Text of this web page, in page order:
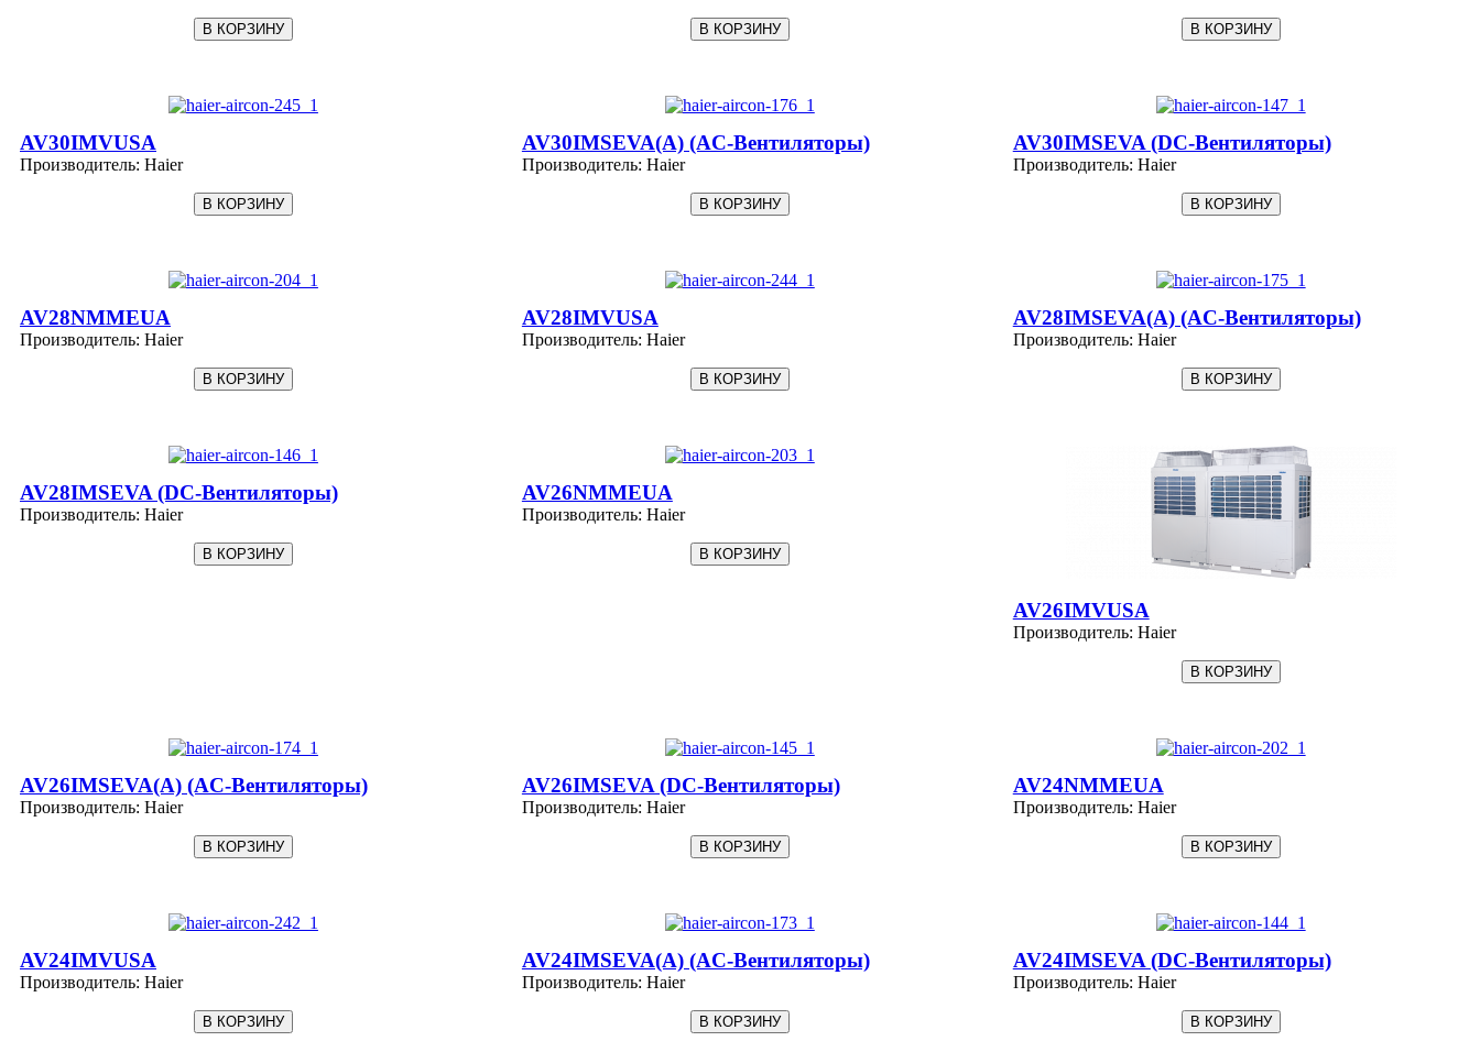
AV30IMVUSA
Производитель: Haier
AV30IMSEVA(A) (AC-Вентиляторы)
Производитель: Haier
AV30IMSEVA (DC-Вентиляторы)
Производитель: Haier
AV28NMMEUA
Производитель: Haier
AV28IMVUSA
Производитель: Haier
AV28IMSEVA(A) (AC-Вентиляторы)
Производитель: Haier
AV28IMSEVA (DC-Вентиляторы)
Производитель: Haier
AV26NMMEUA
Производитель: Haier
AV26IMVUSA
Производитель: Haier
AV26IMSEVA(A) (AC-Вентиляторы)
Производитель: Haier
AV26IMSEVA (DC-Вентиляторы)
Производитель: Haier
AV24NMMEUA
Производитель: Haier
AV24IMVUSA
Производитель: Haier
AV24IMSEVA(A) (AC-Вентиляторы)
Производитель: Haier
AV24IMSEVA (DC-Вентиляторы)
Производитель: Haier